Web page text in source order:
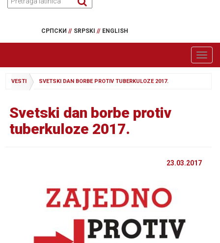
СРПСКИ // SRPSKI // ENGLISH
VESTI SVETSKI DAN BORBE PROTIV TUBERKULOZE 2017.
Svetski dan borbe protiv
tuberkuloze 2017.
23.03.2017